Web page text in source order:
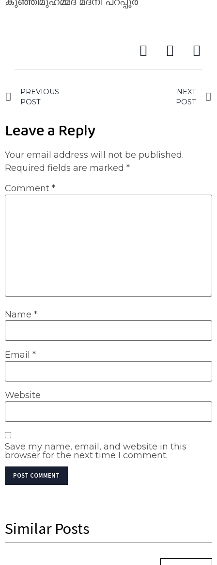
PREVIOUS
POST
NEXT
POST
Leave a Reply
Your email address will not be published.
Required fields are marked *
Comment *
Name *
Email *
Website
Save my name, email, and website in this
browser for the next time I comment.
Similar Posts